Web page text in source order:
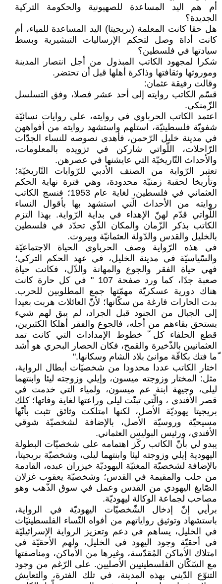
أم هم اليد المساعدة للصهيونية والحكومة التركية
الجديدة؟
هل حقا كانت المعلمة (بريجيتا) اليد المساعدة للمياء، أم
كانت أداة وصل لتحكم الإرساليات التبشيرية وبسط
سيادتها في فلسطين؟
شكرا لمجهود الكاتب المبذول من أجل انتصار المدينة
وموروثها وثقافتها وذاكرة أهلها قبل أن تحتضر.
وقالت رفيقة عثمان:
قسّم الكاتب روايته إلى أحد عشر فصلا، وفق التسلسل
الزّمنكي.
اعتمد الكاتب الحرباوي في روايته، على روايات نسائيّة
شفويّة فلسطينيّة، استلهم واستشهد روايته من أفواههن
في مدينة خليل الرّحمن، فأهدى نصوصه للنساء الجدّات
الرّاحلات، اللّواتي شاركن في تزويده بالمعلومات،
والأحداث التّاريخيّة التي عايشنها في عصرهن.
تعتبر الرّواية من الصنف الأدبي للرّوايات التّاريخيّة؛
وتأريخا لحقبة زمنيّة محدودة، وهي فترة نهاية الحكم
العثماني في فلسطين، لغاية عام 1953؛ فنسج الكاتب
روايته من الأحداث الّتي استشهد بها بأقوال النساء
اللّواتي قدّم لهنّ الإهداء في بداية الرّواية. بهذا التزم
الكاتب بذكر الزّمان والمكان الذّي تحدّد في فلسطين
بالخليل والقدس والدّولة العثمانيّة وبيروت.
في هذه الرّواية وصف الحرباوي الحياة الاجتماعيّة
والسّياسيّة في مدينة الخليل، في عهد الحكم التركي؛
فهي حياة الفقر والجوع والمهانة والذّل، فكانت حياة
صعبة جدّا، كما ورد صفحة 107 " في كل حارة كانت
هناك دورية عسكريّة مهمّتها جمع المطلوبين للحرب.
بدت الحارات فارغة من سكّانها؛ لأنّ العائلات هربت بعيدا
إلى الجبال من الجنود قبل الجراد، لم يبق لهم شيء
يستحق بقاءهم من أجله، فالجوع والفقر أهلكا الكثيرين،
قطع الحلفاء كل ّ خطوط الإمدادات التي كانت تمد
العثمانيين بالذّخيرة والقمح، فكان الحصار البحري هو أشد
ّما فتك بكافّة موانئ بلاد الشام وسكانها."
اختار الكاتب عددا محدودا من شخصيّات أبطال الرواية،
مثل: المختار وزوجته ميسون، وإيلي وزوجته ليئا وابنتهما
ليلى، وجيهة ابنة عم ميسون، ولمياء التي خدمت في
قصر الأفندي ، والّتي تبنّت ليلى وراعتها لغاية وفاتها؛ كلك
بريجيتا يهوديّة الأصل، لكنها امتلكت وثائق تثبت بأنّها
مسيحيّة وروسيّة الأصل، بالإضافة لشخصيّة شوقي
الأفندي، ورئيس البوليس العثماني.
يبدو لي بأنّ الكاتب ركّز اهتمامه على شخصيّات البطولة
اليهودية إيلي وزوجته ليئا وابنتهما ليلى، وشخصيّة بريجيتا،
بالإضافة لشخصيّة المغنيّة اليهوديّة خيزران عبده، القادمة
من حلب والمقيمة في القدس؛ وشخصيّة يعقوب غزلان
الصّايغ اليهودي من القدس وعمل في سوق الذّهب وهو
مصاحب لجماعة الوكالة ليهوديّة.
برأيي إنّ إدخال الشّخصيّات اليهوديّة في الرواية،
باستشهاد وتوثيق رواياتهم من أفواه النّساء الفلسطينيّات
في الخليل، يساهم في دعم وتعزيز الرواية الإسرائيليّة
في أحقيّة وجود اليهود في الخليل، ولهم الأحقيّة في
امتلاك الأماكن المُقدّسة، وغيرها من الأماكن، ومناصفتها
مع السّكّان الفلسطينيين الأصليين. على الرّغم من وجود
التنوّع الدّيني بهذه المدينة، في تلك الفترة، والتعايش